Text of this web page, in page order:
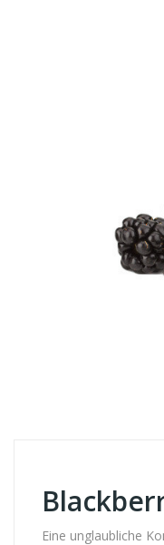
Eine unglaubliche